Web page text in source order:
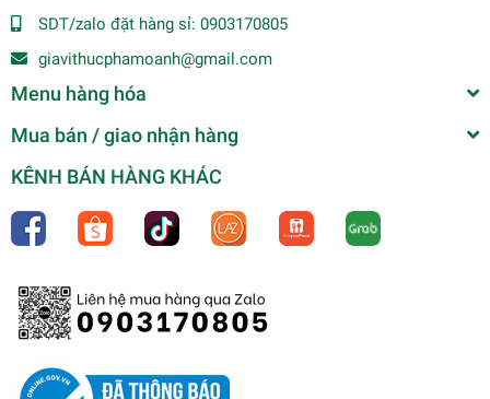
SDT/zalo đặt hàng sỉ: 0903170805
giavithucphamoanh@gmail.com
Menu hàng hóa
Mua bán / giao nhận hàng
KÊNH BÁN HÀNG KHÁC
135.000₫